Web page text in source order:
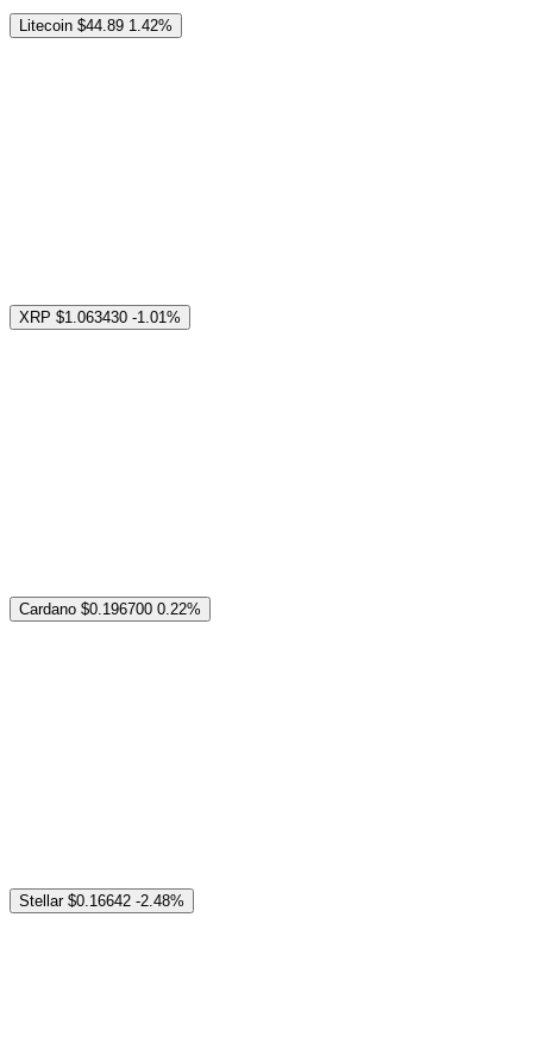
Litecoin $44.89 1.42%
XRP $1.063430 -1.01%
Cardano $0.196700 0.22%
Stellar $0.16642 -2.48%